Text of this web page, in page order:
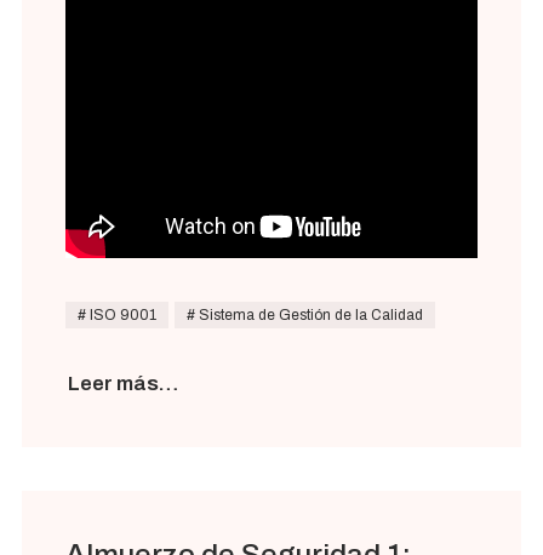
ISO 9001 Sistema de Gestión de la Calidad
Leer más…